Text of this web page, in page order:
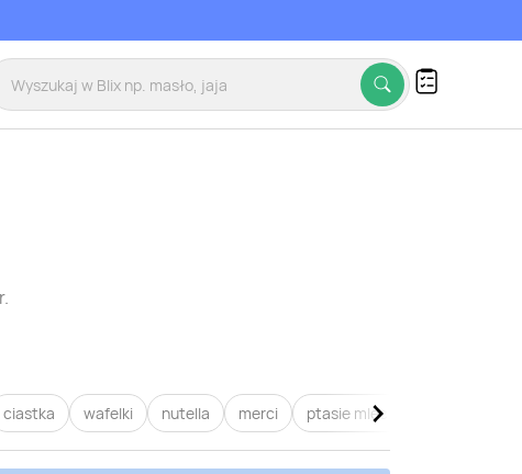
ciastka wafelki nutella merci ptasie mleczko